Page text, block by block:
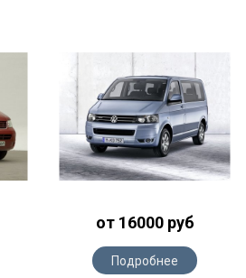
от 16000 руб
Подробнее